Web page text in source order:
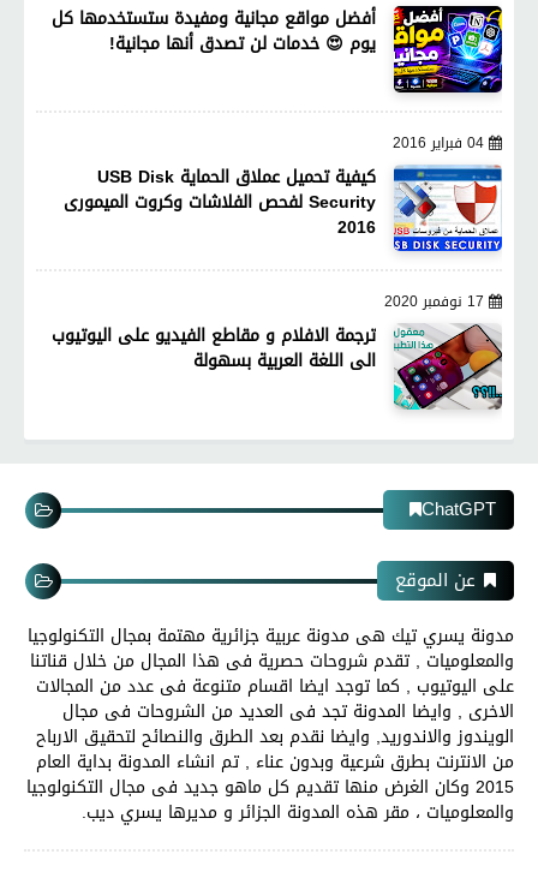
أفضل مواقع مجانية ومفيدة ستستخدمها كل
يوم 😍 خدمات لن تصدق أنها مجانية!
04 فبراير 2016
كيفية تحميل عملاق الحماية USB Disk
Security لفحص الفلاشات وكروت الميمورى
2016
17 نوفمبر 2020
ترجمة الافلام و مقاطع الفيديو على اليوتيوب
الى اللغة العربية بسهولة
ChatGPT
عن الموقع
مدونة يسري تيك هى مدونة عربية جزائرية مهتمة بمجال التكنولوجيا
والمعلوميات , تقدم شروحات حصرية فى هذا المجال من خلال قناتنا
على اليوتيوب , كما توجد ايضا اقسام متنوعة فى عدد من المجالات
الاخرى , وايضا المدونة تجد فى العديد من الشروحات فى مجال
الويندوز والاندوريد, وايضا نقدم بعد الطرق والنصائح لتحقيق الارباح
من الانترنت بطرق شرعية وبدون عناء , تم انشاء المدونة بداية العام
2015 وكان الغرض منها تقديم كل ماهو جديد فى مجال التكنولوجيا
والمعلوميات ، مقر هذه المدونة الجزائر و مديرها يسري ديب.